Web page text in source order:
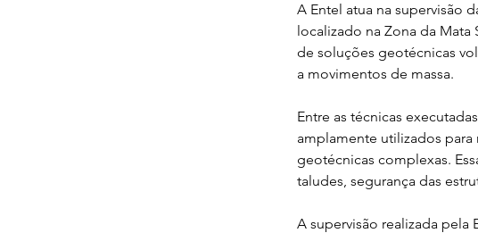
A Entel atua na supervisão
localizado na Zona da
de soluções geotécnicas
a movimentos de massa.
Entre as técnicas
amplamente utilizados
geotécnicas complexas.
taludes, segurança das
A supervisão realizada